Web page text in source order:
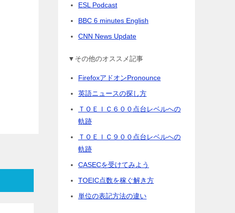
ESL Podcast
BBC 6 minutes English
CNN News Update
▼その他のオススメ記事
FirefoxアドオンPronounce
英語ニュースの探し方
ＴＯＥＩＣ６００点台レベルへの
軌跡
ＴＯＥＩＣ９００点台レベルへの
軌跡
CASECを受けてみよう
TOEIC点数を稼ぐ解き方
単位の表記方法の違い